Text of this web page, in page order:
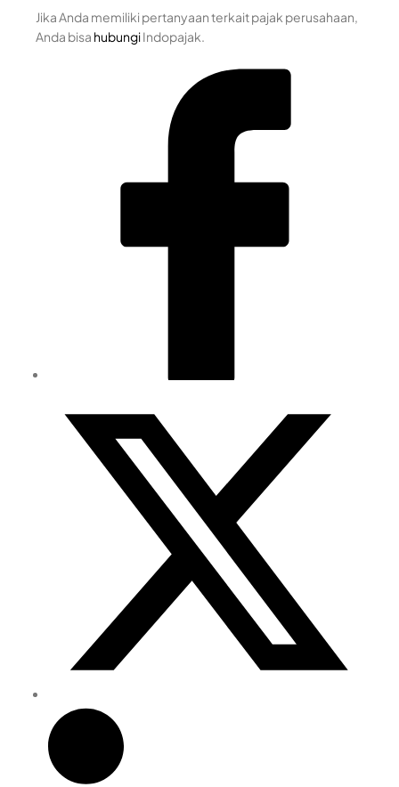
Jika Anda memiliki pertanyaan terkait pajak perusahaan,
Anda bisa hubungiIndopajak.